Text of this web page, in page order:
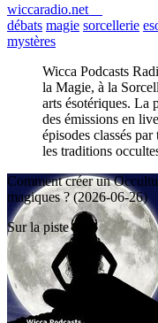
wiccaradio.net
débats magie sorcellerie
mystères
Wicca Podcasts
la Magie, à la
arts ésotériques. La
des émissions en
épisodes classés
les traditions
Comment créer un
magiques ? (2026-06-26)
Sur la piste 1